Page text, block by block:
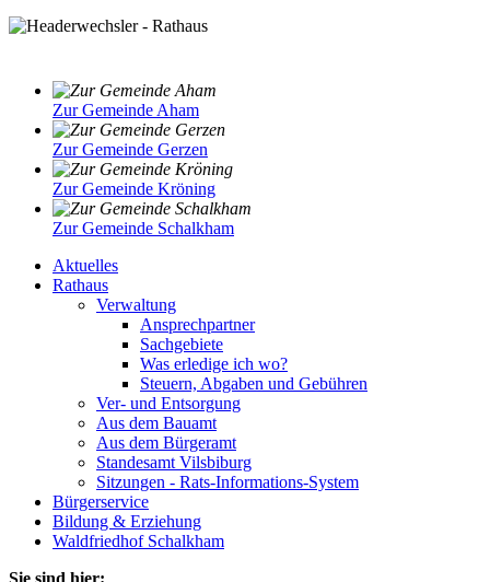
Zur Gemeinde Aham
Zur Gemeinde Gerzen
Zur Gemeinde Kröning
Zur Gemeinde Schalkham
Aktuelles
Rathaus
Verwaltung
Ansprechpartner
Sachgebiete
Was erledige ich wo?
Steuern, Abgaben und Gebühren
Ver- und Entsorgung
Aus dem Bauamt
Aus dem Bürgeramt
Standesamt Vilsbiburg
Sitzungen - Rats-Informations-System
Bürgerservice
Bildung & Erziehung
Waldfriedhof Schalkham
Sie sind hier: